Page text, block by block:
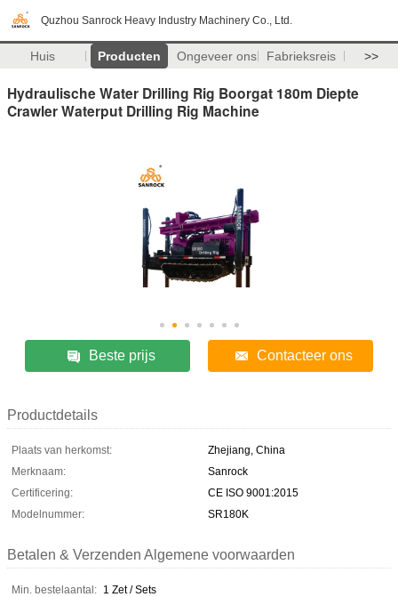
Quzhou Sanrock Heavy Industry Machinery Co., Ltd.
Huis Producten Ongeveer ons Fabrieksreis >>
Hydraulische Water Drilling Rig Boorgat 180m Diepte
Crawler Waterput Drilling Rig Machine
Beste prijs Contacteer ons
Productdetails
Plaats van herkomst:
Zhejiang, China
Merknaam:
Sanrock
Certificering:
CE ISO 9001:2015
Modelnummer:
SR180K
Betalen & Verzenden Algemene voorwaarden
Min. bestelaantal: 1 Zet / Sets